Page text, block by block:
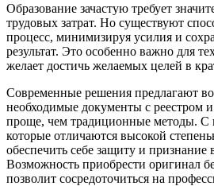
Образование зачастую требует
трудовых затрат. Но существуют
процесс, минимизируя усилия и
результат. Это особенно важно для
желает достичь желаемых целей в
Современные решения предлагают
необходимые документы с реестром
проще, чем традиционные методы. С
которые отличаются высокой
обеспечить себе защиту и признание
Возможность приобрести оригинал
позволит сосредоточиться на